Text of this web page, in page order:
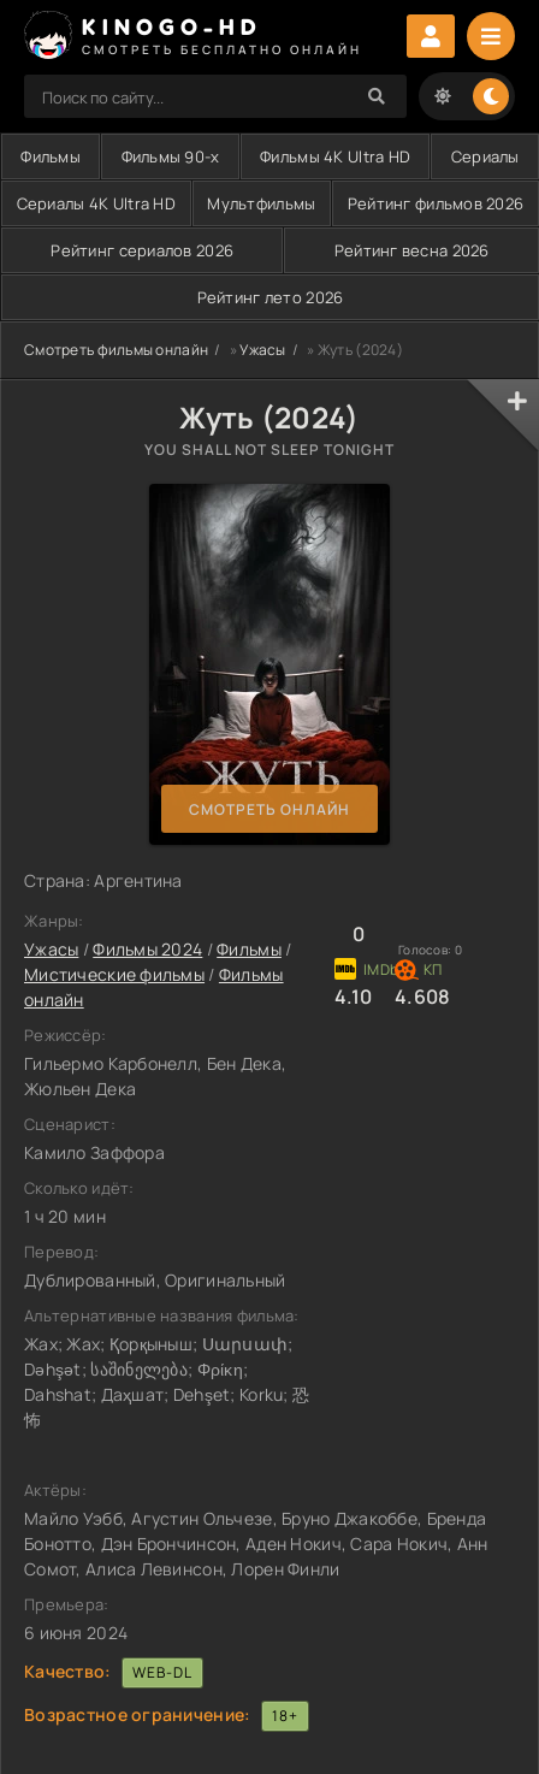
KINOGO-HD
СМОТРЕТЬ БЕСПЛАТНО ОНЛАЙН
Фильмы Фильмы 90-х Фильмы 4K Ultra HD Сериалы
Сериалы 4K Ultra HD Мультфильмы Рейтинг фильмов 2026
Рейтинг сериалов 2026 Рейтинг весна 2026
Рейтинг лето 2026
Смотреть фильмы онлайн »Ужасы » Жуть (2024)
Жуть (2024)
YOU SHALL NOT SLEEP TONIGHT
СМОТРЕТЬ ОНЛАЙН
Страна: Аргентина
Жанры:
Ужасы /Фильмы 2024 /Фильмы/
Мистические фильмы / Фильмы
онлайн
Режиссёр:
Гильермо Карбонелл, Бен Дека,
Жюльен Дека
Сценарист:
Камило Заффора
Сколько идёт:
1 ч 20 мин
Перевод:
Дублированный, Оригинальный
Альтернативные названия фильма:
Жах; Жах; Қорқыныш; Սարսափ;
Dəhşət; საშინელება; Φρίκη;
Dahshat; Даҳшат; Dehşet; Korku; 恐
怖
0
Голосов: 0
4.10 4.608
Актёры:
Майло Уэбб, Агустин Ольчезе, Бруно Джакоббе, Бренда
Бонотто, Дэн Брончинсон, Аден Нокич, Сара Нокич, Анн
Сомот, Алиса Левинсон, Лорен Финли
Премьера:
6 июня 2024
Качество:
WEB-DL
Возрастное ограничение: 18+